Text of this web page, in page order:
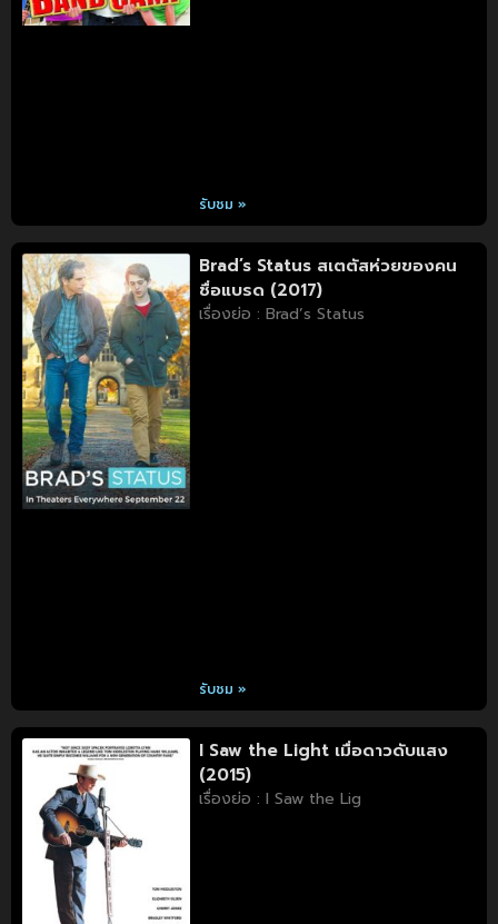
รับชม »
Brad’s Status สเตตัสห่วยของคน
ชื่อแบรด (2017)
เรื่องย่อ : Brad’s Status
รับชม »
I Saw the Light เมื่อดาวดับแสง
(2015)
เรื่องย่อ : I Saw the Lig